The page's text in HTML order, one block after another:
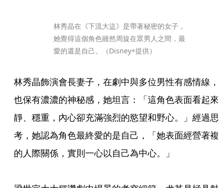
林秀晶在《下流大盜》是帶著秘密的女子，
她覺得這個角色雖然周旋在眾男人之間，最
愛的還是自己。（Disney+提供）
林秀晶飾演會長妻子，在劇中與多位男性有感情線，
也保有濃濃的神秘感，她坦言：「這角色表面看起來
靜、穩重，內心卻充滿強烈的慾望和野心。」經過思
考，她認為角色最終愛的是自己，「她表面經營著複
的人際關係，實則一心以自己為中心。」